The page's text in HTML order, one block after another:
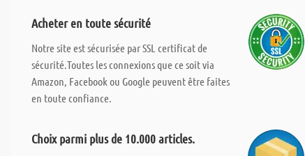
Acheter en toute sécurité
Notre site est sécurisée par SSL certificat de
sécurité.Toutes les connexions que ce soit via
Amazon, Facebook ou Google peuvent être faites
en toute confiance.
Choix parmi plus de 10.000 articles.